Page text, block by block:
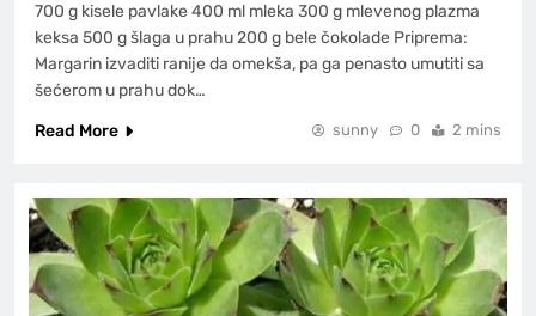
700 g kisele pavlake 400 ml mleka 300 g mlevenog plazma
keksa 500 g šlaga u prahu 200 g bele čokolade Priprema:
Margarin izvaditi ranije da omekša, pa ga penasto umutiti sa
šećerom u prahu dok…
Read More
sunny 0 2 mins